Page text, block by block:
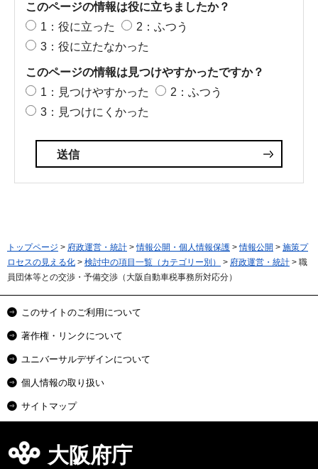
このページの情報は役に立ちましたか？
1：役に立った
2：ふつう
3：役に立たなかった
このページの情報は見つけやすかったですか？
1：見つけやすかった
2：ふつう
3：見つけにくかった
トップページ > 府政運営・統計 >情報公開・個人情報保護 >情報公開 > 施策プ
ロセスの見える化 > 検討中の項目一覧（カテゴリー別） > 府政運営・統計 > 職
員団体等との交渉・予備交渉（大阪自動車税事務所対応分）
このサイトのご利用について
著作権・リンクについて
ユニバーサルデザインについて
個人情報の取り扱い
サイトマップ
大阪府庁